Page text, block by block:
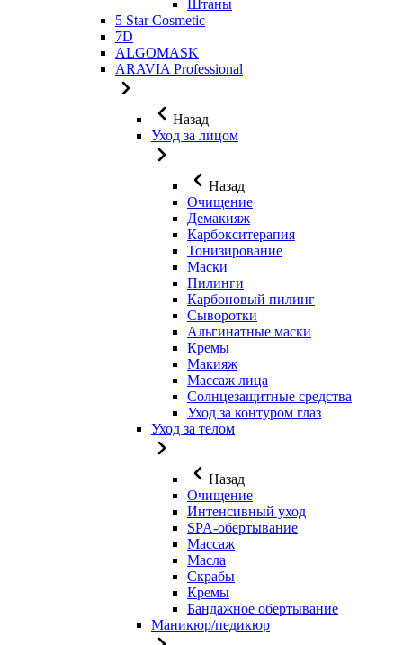
Штаны
5 Star Cosmetic
7D
ALGOMASK
ARAVIA Professional
Назад
Уход за лицом
Назад
Очищение
Демакияж
Карбокситерапия
Тонизирование
Маски
Пилинги
Карбоновый пилинг
Сыворотки
Альгинатные маски
Кремы
Макияж
Массаж лица
Солнцезащитные средства
Уход за контуром глаз
Уход за телом
Назад
Очищение
Интенсивный уход
SPA-обертывание
Массаж
Масла
Скрабы
Кремы
Бандажное обертывание
Маникюр/педикюр